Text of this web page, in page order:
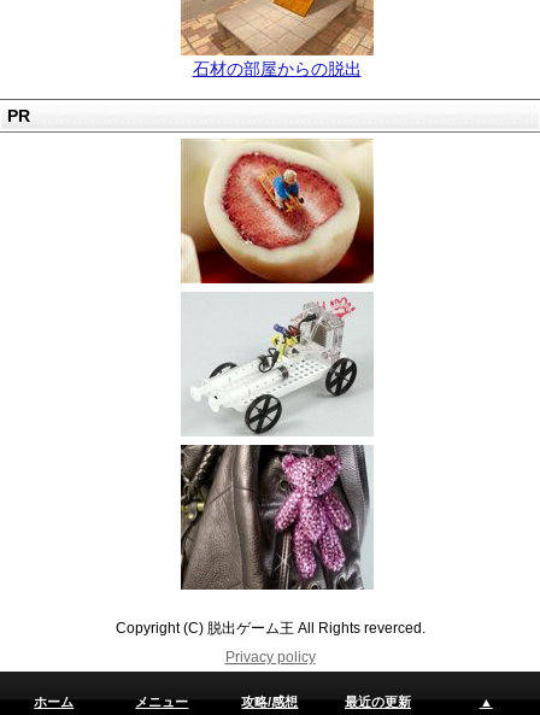
石材の部屋からの脱出
PR
Copyright (C) 脱出ゲーム王 All Rights reverced.
Privacy policy
ホーム メニュー 攻略/感想 最近の更新 ▲